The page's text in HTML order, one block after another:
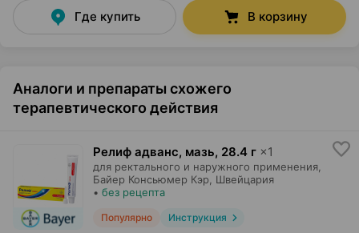
Где купить В корзину
Аналоги и препараты схожего
терапевтического действия
Релиф адванс, мазь, 28.4 г ×1
для ректального и наружного применения,
Байер Консьюмер Кэр, Швейцария
• без рецепта
Популярно Инструкция